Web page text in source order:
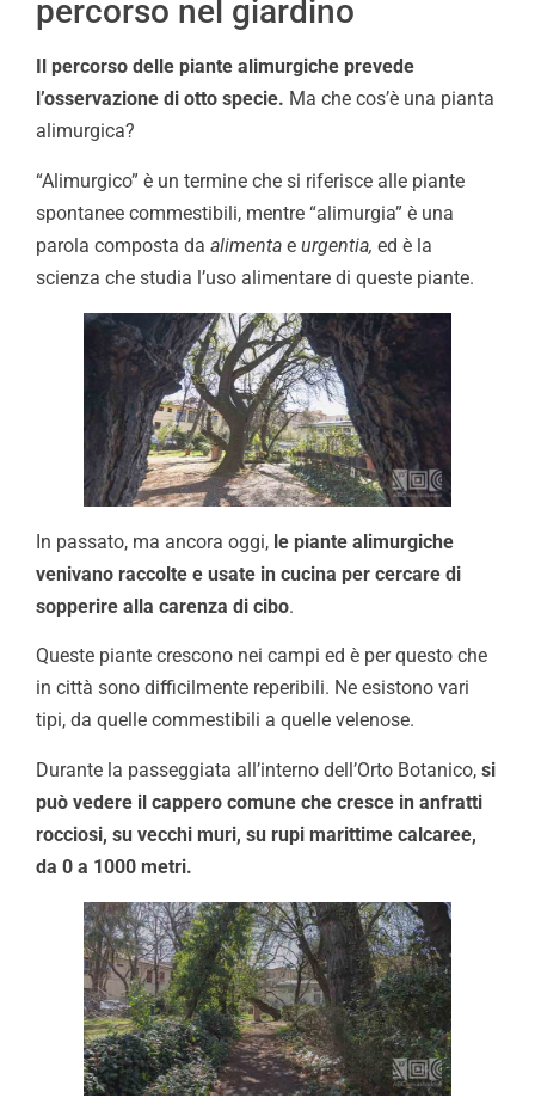
percorso nel giardino
Il percorso delle piante alimurgiche prevede
l’osservazione di otto specie. Ma che cos’è una pianta
alimurgica?
“Alimurgico” è un termine che si riferisce alle piante
spontanee commestibili, mentre “alimurgia” è una
parola composta da alimenta e urgentia, ed è la
scienza che studia l’uso alimentare di queste piante.
In passato, ma ancora oggi, le piante alimurgiche
venivano raccolte e usate in cucina per cercare di
sopperire alla carenza di cibo.
Queste piante crescono nei campi ed è per questo che
in città sono difficilmente reperibili. Ne esistono vari
tipi, da quelle commestibili a quelle velenose.
Durante la passeggiata all’interno dell’Orto Botanico, si
può vedere il cappero comune che cresce in anfratti
rocciosi, su vecchi muri, su rupi marittime calcaree,
da 0 a 1000 metri.